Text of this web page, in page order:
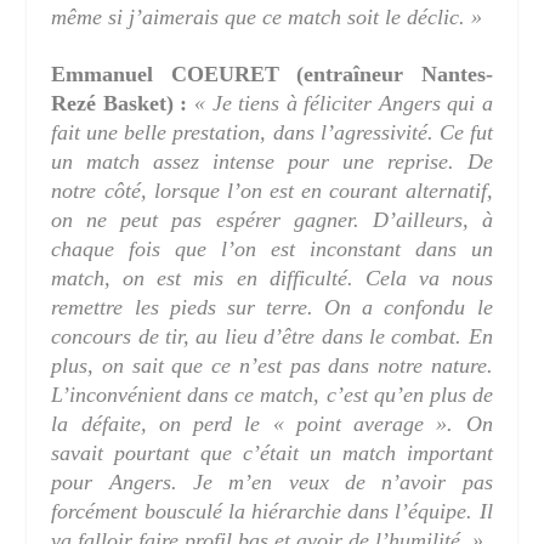
même si j’aimerais que ce match soit le déclic. »
Emmanuel COEURET (entraîneur Nantes-
Rezé Basket) : « Je tiens à féliciter Angers qui a
fait une belle prestation, dans l’agressivité. Ce fut
un match assez intense pour une reprise. De
notre côté, lorsque l’on est en courant alternatif,
on ne peut pas espérer gagner. D’ailleurs, à
chaque fois que l’on est inconstant dans un
match, on est mis en difficulté. Cela va nous
remettre les pieds sur terre. On a confondu le
concours de tir, au lieu d’être dans le combat. En
plus, on sait que ce n’est pas dans notre nature.
L’inconvénient dans ce match, c’est qu’en plus de
la défaite, on perd le « point average ». On
savait pourtant que c’était un match important
pour Angers. Je m’en veux de n’avoir pas
forcément bousculé la hiérarchie dans l’équipe. Il